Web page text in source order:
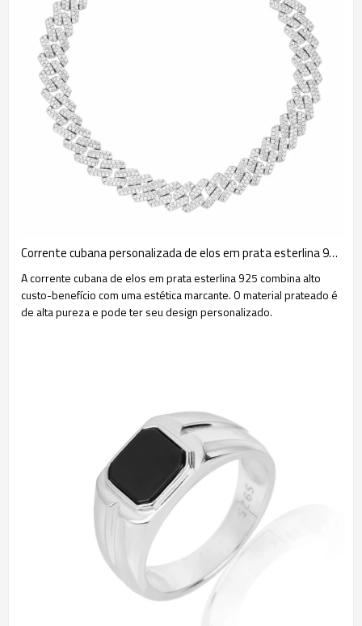
Corrente cubana personalizada de elos em prata esterlina 925 | Corrente clássica masculina de elos cubanos em prata
A corrente cubana de elos em prata esterlina 925 combina alto
custo-benefício com uma estética marcante. O material prateado é
de alta pureza e pode ter seu design personalizado.